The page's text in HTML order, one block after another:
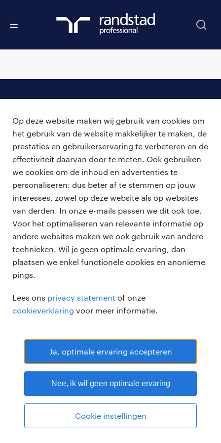
Op deze website maken wij gebruik van cookies om
het gebruik van de website makkelijker te maken, de
prestaties en gebruikerservaring te verbeteren en de
effectiviteit daarvan door te meten. Ook gebruiken
we cookies om de inhoud en advertenties te
personaliseren: dus beter af te stemmen op jouw
interesses, zowel op deze website als op websites
van derden. In onze e-mails passen we dit ook toe.
Voor het optimaliseren van relevante informatie op
andere websites maken we ook gebruik van andere
technieken. Wil je geen optimale ervaring, dan
plaatsen we enkel functionele cookies en anonieme
pings.
Lees ons privacy statement of onze
cookieverklaring voor meer informatie.
Ja, optimale ervaring accepteren
Nee, ik wil geen optimale ervaring
Cookie instellingen
vacatures
zzp-opdrachten
careers for expats
voor opdrachtgevers
algemene voorwaarden
over ons
bmc
onze kantoren
Randstad Professional Google score 4.15 -
RANDSTAD PROFESSIONAL is een geregistreerd handelsmerk van
Randstad N.V.